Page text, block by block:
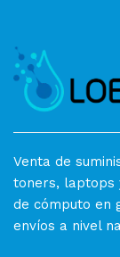
Venta de
toners, laptops
de cómputo en
envíos a nivel